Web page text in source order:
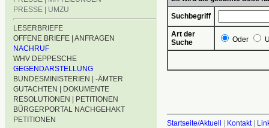
PRESSE | UMZU
LESERBRIEFE
OFFENE BRIEFE | ANFRAGEN
NACHRUF
WHV DEPPESCHE
GEGENDARSTELLUNG
BUNDESMINISTERIEN | -ÄMTER
GUTACHTEN | DOKUMENTE
RESOLUTIONEN | PETITIONEN
BÜRGERPORTAL NACHGEHAKT
PETITIONEN
Suchbegriff
Art der
Suche
Oder
Startseite/Aktuell | Kontakt|